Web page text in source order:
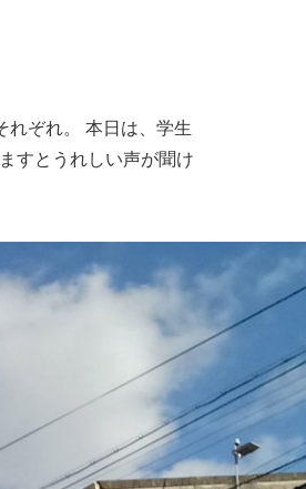
れぞれ。 本日は、学生
すとうれしい声が聞け